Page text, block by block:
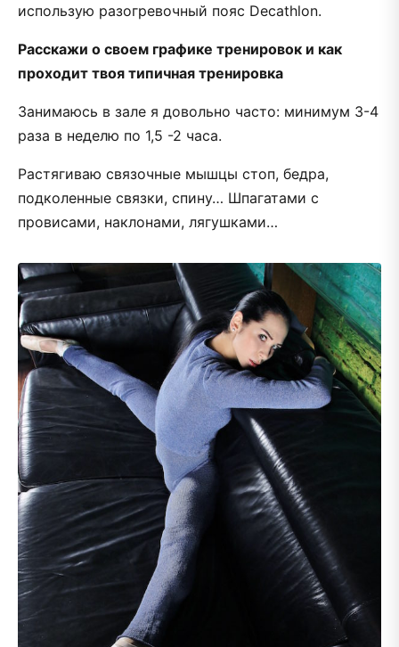
использую разогревочный пояс Decathlon.
Расскажи о своем графике тренировок и как
проходит твоя типичная тренировка
Занимаюсь в зале я довольно часто: минимум 3-4
раза в неделю по 1,5 -2 часа.
Растягиваю связочные мышцы стоп, бедра,
подколенные связки, спину… Шпагатами с
провисами, наклонами, лягушками…